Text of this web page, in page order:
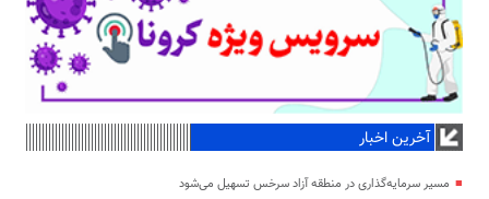
آخرین اخبار
مسیر سرمایه‌گذاری در منطقه آزاد سرخس تسهیل می‌شود